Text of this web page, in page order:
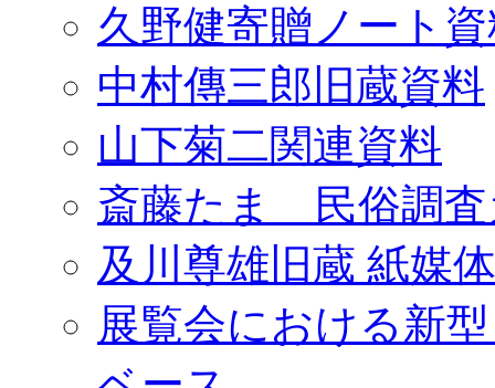
久野健寄贈ノート
中村傳三郎旧蔵資料
山下菊二関連資料
斎藤たま 民俗調査
及川尊雄旧蔵 紙媒
展覧会における新